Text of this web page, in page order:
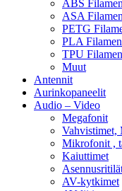
ABS
ASA
PETG
PLA
TPU
Muut
Antennit
Aurinkopaneelit
Audio – Video
Megafonit
Vahvistimet,
Mikrofonit ,
Kaiuttimet
AV-kytkimet